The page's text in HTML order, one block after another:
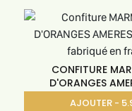
CONFITURE
D'ORANGES
AJOUTER -